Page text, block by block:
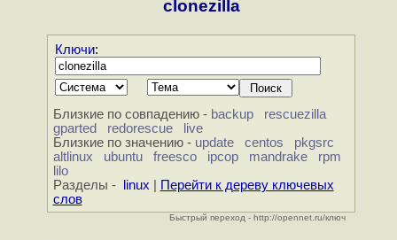
clonezilla
Ключи:
Близкие по совпадению - backup
rescuezilla
gparted
redorescue
live
Близкие по значению - update centos
pkgsrc
altlinux
ubuntu freesco ipcop mandrake
rpm
lilo
Разделы -
linux
Перейти к дереву ключевых
слов
Быстрый переход - http://opennet.ru/ключ